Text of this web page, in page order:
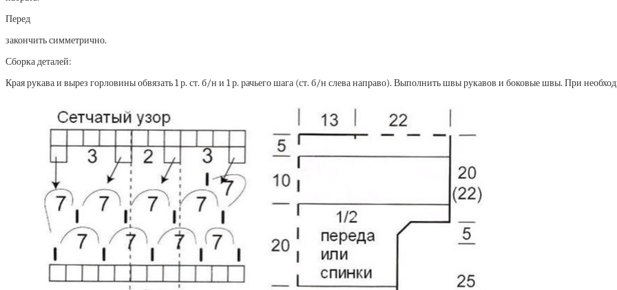
Перед
закончить симметрично.
Сборка деталей:
Края рукава и вырез горловины обвязать 1 р. ст. б/н и 1 р. рачьего шага (ст. б/н слева направо). Выполнить швы рукавов и боковые швы. При